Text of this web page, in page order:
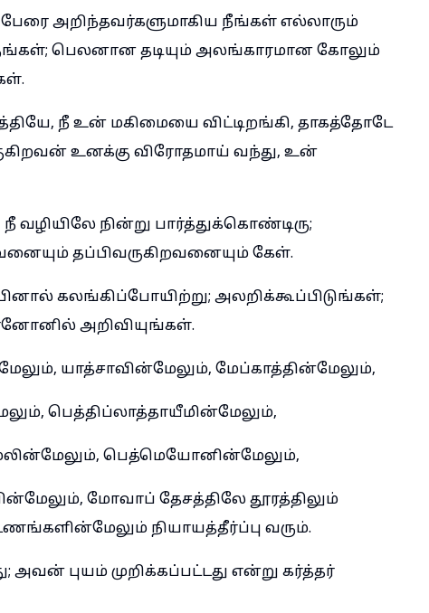
பேரை அறிந்தவர்களுமாகிய நீங்கள் எல்லாரும்
பெலனான தடியும் அலங்காரமான கோலும்
நீ உன் மகிமையை விட்டிறங்கி, தாகத்தோடே
உனக்கு விரோதமாய் வந்து, உன்
வழியிலே நின்று பார்த்துக்கொண்டிரு;
தப்பிவருகிறவனையும் கேள்.
கலங்கிப்போயிற்று; அலறிக்கூப்பிடுங்கள்;
அறிவியுங்கள்.
யாத்சாவின்மேலும், மேப்காத்தின்மேலும்,
பெத்திப்லாத்தாயீமின்மேலும்,
பெத்மெயோனின்மேலும்,
மோவாப் தேசத்திலே தூரத்திலும்
நியாயத்தீர்ப்பு வரும்.
புயம் முறிக்கப்பட்டது என்று கர்த்தர்